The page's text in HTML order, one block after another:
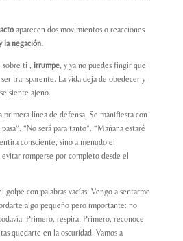
aparecen dos movimientos o reacciones
la negación.
sobre ti , irrumpe, y ya no puedes fingir que
transparente. La vida deja de obedecer y
siente ajeno.
primera línea de defensa. Se manifiesta con
“No será para tanto”. “Mañana estaré
consciente, sino a menudo el
romperse por completo desde el
golpe con palabras vacías. Vengo a sentarme
algo pequeño pero importante: no
Primero, respira. Primero, reconoce
quedarte en la oscuridad. Vamos a